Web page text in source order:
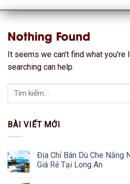
Nothing Found
It seems we can’t find what
searching can help.
BÀI VIẾT MỚI
Địa Chỉ Bán Dù Che Nắng
Giá Rẻ Tại Long An